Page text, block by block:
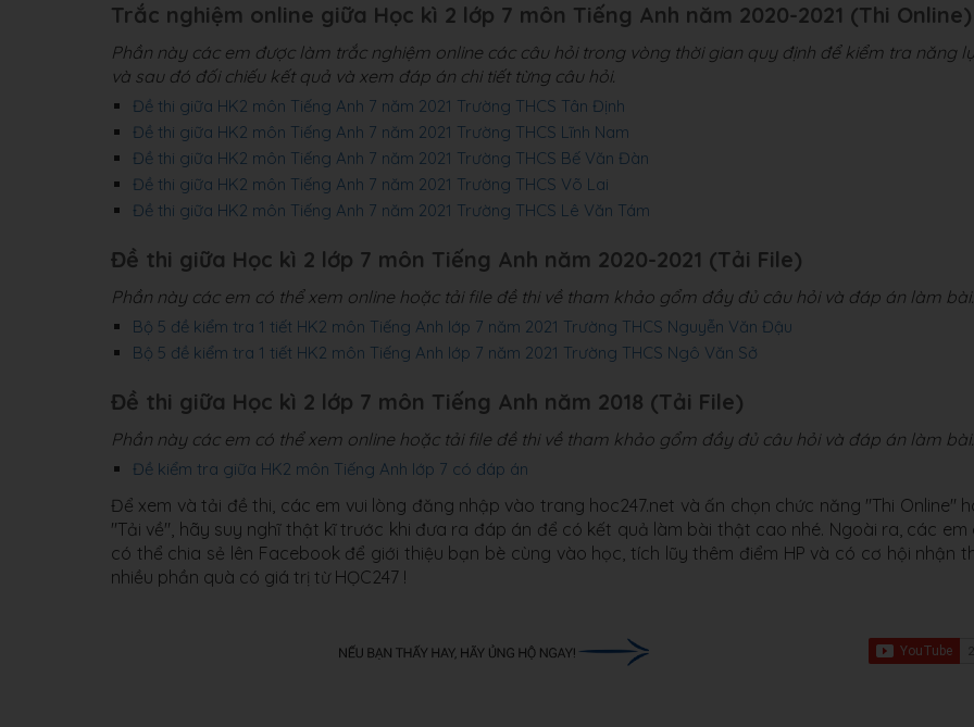
Trắc nghiệm online giữa Học kì 2 lớp 7 môn Tiếng Anh năm 2020-2021 (Thi Online)
Phần này các em được làm trắc nghiệm online các câu hỏi trong vòng thời gian quy định để kiểm tra năng
và sau đó đối chiếu kết quả và xem đáp án chi tiết từng câu hỏi.
Đề thi giữa HK2 môn Tiếng Anh 7 năm 2021 Trường THCS Tân Định
Đề thi giữa HK2 môn Tiếng Anh 7 năm 2021 Trường THCS Lĩnh Nam
Đề thi giữa HK2 môn Tiếng Anh 7 năm 2021 Trường THCS Bế Văn Đàn
Đề thi giữa HK2 môn Tiếng Anh 7 năm 2021 Trường THCS Võ Lai
Đề thi giữa HK2 môn Tiếng Anh 7 năm 2021 Trường THCS Lê Văn Tám
Đề thi giữa Học kì 2 lớp 7 môn Tiếng Anh năm 2020-2021 (Tải File)
Phần này các em có thể xem online hoặc tải file đề thi về tham khảo gổm đầy đủ câu hỏi và đáp án làm bài.
Bộ 5 đề kiểm tra 1 tiết HK2 môn Tiếng Anh lớp 7 năm 2021 Trường THCS Nguyễn Văn Đậu
Bộ 5 đề kiểm tra 1 tiết HK2 môn Tiếng Anh lớp 7 năm 2021 Trường THCS Ngô Văn Sở
Đề thi giữa Học kì 2 lớp 7 môn Tiếng Anh năm 2018 (Tải File)
Phần này các em có thể xem online hoặc tải file đề thi về tham khảo gổm đầy đủ câu hỏi và đáp án làm bài.
Đề kiểm tra giữa HK2 môn Tiếng Anh lớp 7 có đáp án
Để xem và tải đề thi, các em vui lòng đăng nhập vào trang hoc247.net và ấn chọn chức năng "Thi Online"
"Tải về", hãy suy nghĩ thật kĩ trước khi đưa ra đáp án để có kết quả làm bài thật cao nhé. Ngoài ra, các em
có thể chia sẻ lên Facebook để giới thiệu bạn bè cùng vào học, tích lũy thêm điểm HP và có cơ hội nhận
nhiều phần quà có giá trị từ HỌC247 !